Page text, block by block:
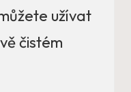
užívat
čistém